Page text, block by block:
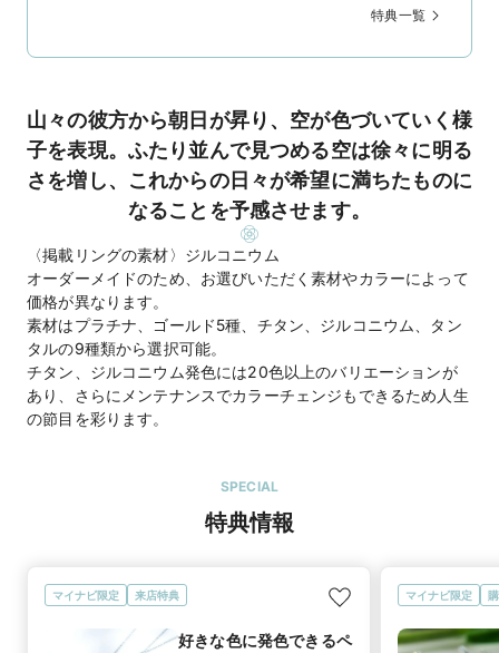
特典一覧
山々の彼方から朝日が昇り、空が色づいていく様
子を表現。ふたり並んで見つめる空は徐々に明る
さを増し、これからの日々が希望に満ちたものに
なることを予感させます。
〈掲載リングの素材〉ジルコニウム
オーダーメイドのため、お選びいただく素材やカラーによって
価格が異なります。
素材はプラチナ、ゴールド5種、チタン、ジルコニウム、タン
タルの9種類から選択可能。
チタン、ジルコニウム発色には20色以上のバリエーションが
あり、さらにメンテナンスでカラーチェンジもできるため人生
の節目を彩ります。
SPECIAL
特典情報
マイナビ限定 来店特典
好きな色に発色できるペ
マイナビ限定